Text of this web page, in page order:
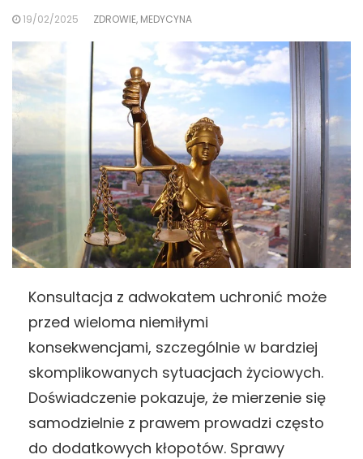
19/02/2025 ZDROWIE, MEDYCYNA
Konsultacja z adwokatem uchronić może
przed wieloma niemiłymi
konsekwencjami, szczególnie w bardziej
skomplikowanych sytuacjach życiowych.
Doświadczenie pokazuje, że mierzenie się
samodzielnie z prawem prowadzi często
do dodatkowych kłopotów. Sprawy